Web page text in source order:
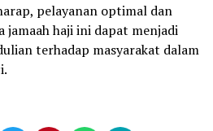
pelayanan optimal dan
jamaah haji ini dapat menjadi
terhadap masyarakat dalam